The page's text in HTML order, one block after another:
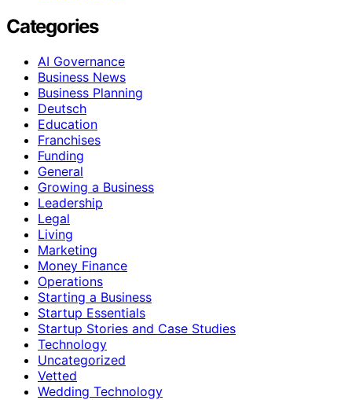
Categories
AI Governance
Business News
Business Planning
Deutsch
Education
Franchises
Funding
General
Growing a Business
Leadership
Legal
Living
Marketing
Money Finance
Operations
Starting a Business
Startup Essentials
Startup Stories and Case Studies
Technology
Uncategorized
Vetted
Wedding Technology